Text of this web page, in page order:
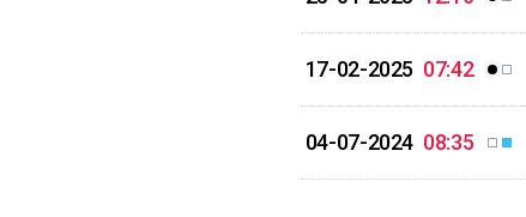
17-02-2025 07:42
04-07-2024 08:35